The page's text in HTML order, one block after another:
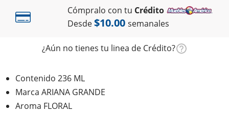
Cómpralo con tu Crédito
Desde$10.00 semanales
¿Aún no tienes tu linea de Crédito?
Contenido 236 ML
Marca ARIANA GRANDE
Aroma FLORAL